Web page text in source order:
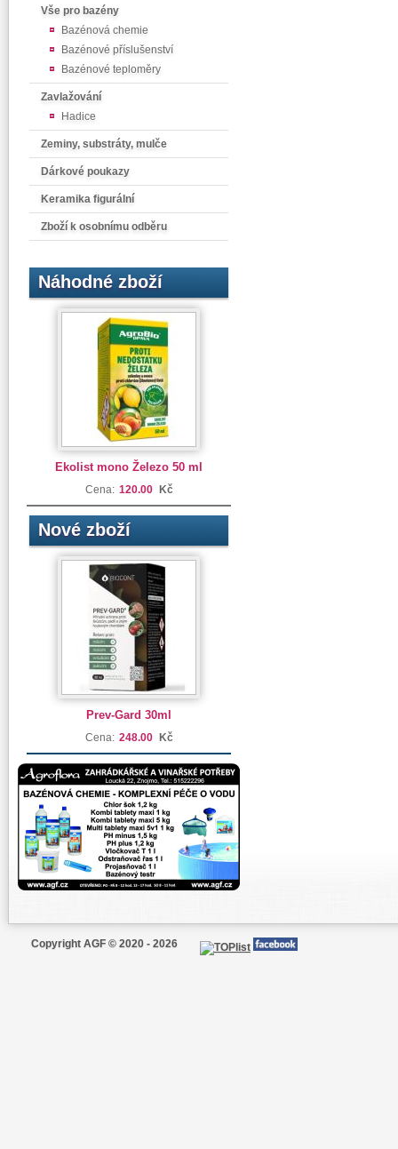
Vše pro bazény
Bazénová chemie
Bazénové příslušenství
Bazénové teploměry
Zavlažování
Hadice
Zeminy, substráty, mulče
Dárkové poukazy
Keramika figurální
Zboží k osobnímu odběru
Náhodné zboží
Ekolist mono Železo 50 ml
Cena: 120.00 Kč
Nové zboží
Prev-Gard 30ml
Cena: 248.00 Kč
Copyright AGF © 2020 - 2026